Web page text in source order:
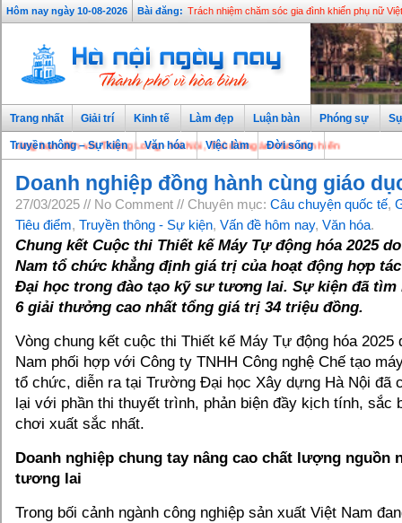
Hôm nay ngày 10-08-2026 Bài đăng: Trách nhiệm chăm sóc gia đình khiến phụ nữ
bạn đến với Thăng Long - Hà Nội, Thủ đô ngàn năm văn hiến
Trang nhất Giải trí Kinh tế Làm đẹp Luận bàn Phóng sự
Truyền thông – Sự kiện Văn hóa Việc làm Đời sống
Doanh nghiệp đồng hành cùng giáo
27/03/2025 // No Comment // Chuyên mục: Câu chuyện quốc tế,
Tiêu điểm, Truyền thông - Sự kiện, Vấn đề hôm nay, Văn hóa.
Chung kết Cuộc thi Thiết kế Máy Tự động hóa 2025
Nam tổ chức khẳng định giá trị của hoạt động hợp
Đại học trong đào tạo kỹ sư tương lai. Sự kiện đã tìm
6 giải thưởng cao nhất tổng giá trị 34 triệu đồng.
Vòng chung kết cuộc thi Thiết kế Máy Tự động hóa 2025
Nam phối hợp với Công ty TNHH Công nghệ Chế tạo
tổ chức, diễn ra tại Trường Đại học Xây dựng Hà Nội đã
lại với phần thi thuyết trình, phản biện đầy kịch tính, sắc
chơi xuất sắc nhất.
Doanh nghiệp chung tay nâng cao chất lượng nguồn
tương lai
Trong bối cảnh ngành công nghiệp sản xuất Việt Nam